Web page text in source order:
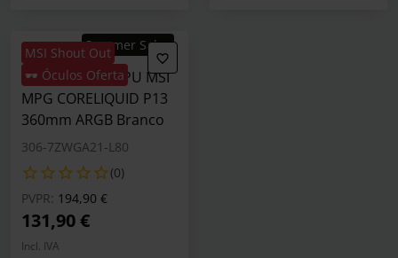
MSI Shout Out
🕶️ Óculos Oferta
Summer Sales
Water Cooler CPU MSI
MPG CORELIQUID P13
360mm ARGB Branco
306-7ZWGA21-L80
(0)
PVPR: Preço reduzido de
194,90 €para
131,90 €
Incl. IVA